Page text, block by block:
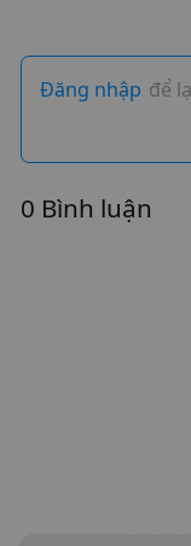
Đăng nhập để
0 Bình luận